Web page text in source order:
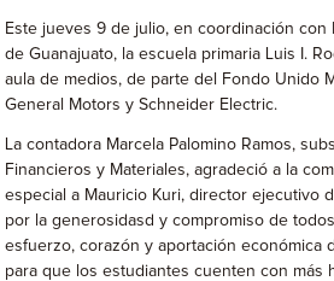
Este jueves 9 de julio, en coordinación con
de Guanajuato, la escuela primaria Luis I.
aula de medios, de parte del Fondo Unido
General Motors y Schneider Electric.
La contadora Marcela Palomino Ramos,
Financieros y Materiales, agradeció a la
especial a Mauricio Kuri, director ejecutivo
por la generosidasd y compromiso de
esfuerzo, corazón y aportación económica
para que los estudiantes cuenten con más